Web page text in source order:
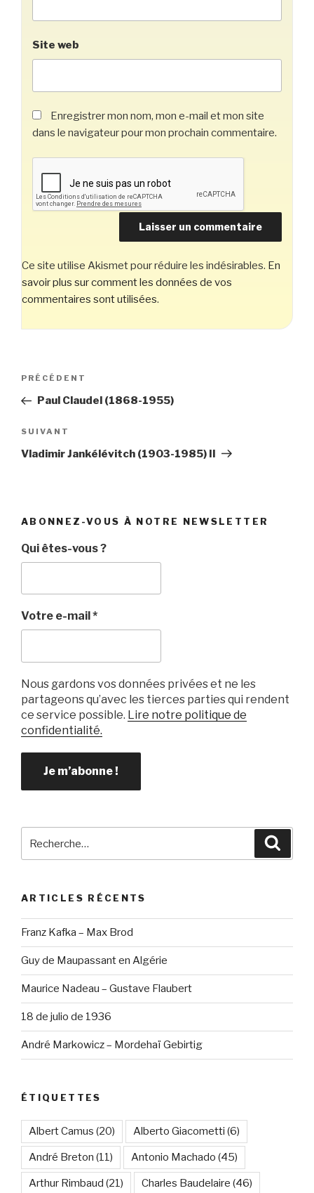
Site web
Enregistrer mon nom, mon e-mail et mon site
dans le navigateur pour mon prochain commentaire.
Ce site utilise Akismet pour réduire les indésirables. En
savoir plus sur comment les données de vos
commentaires sont utilisées.
Navigation
l’article
Article
précédent
PRÉCÉDENT
Paul Claudel (1868-1955)
Article
suivant
SUIVANT
Vladimir Jankélévitch (1903-1985) II
ABONNEZ-VOUS À NOTRE NEWSLETTER
Qui êtes-vous ?
Votre e-mail *
Nous gardons vos données privées et ne les
partageons qu’avec les tierces parties qui rendent
ce service possible. Lire notre politique de
confidentialité.
ARTICLES RÉCENTS
Franz Kafka – Max Brod
Guy de Maupassant en Algérie
Maurice Nadeau – Gustave Flaubert
18 de julio de 1936
André Markowicz – Mordehaï Gebirtig
ÉTIQUETTES
Albert Camus (20) Alberto Giacometti (6)
André Breton (11) Antonio Machado (45)
Arthur Rimbaud (21) Charles Baudelaire (46)